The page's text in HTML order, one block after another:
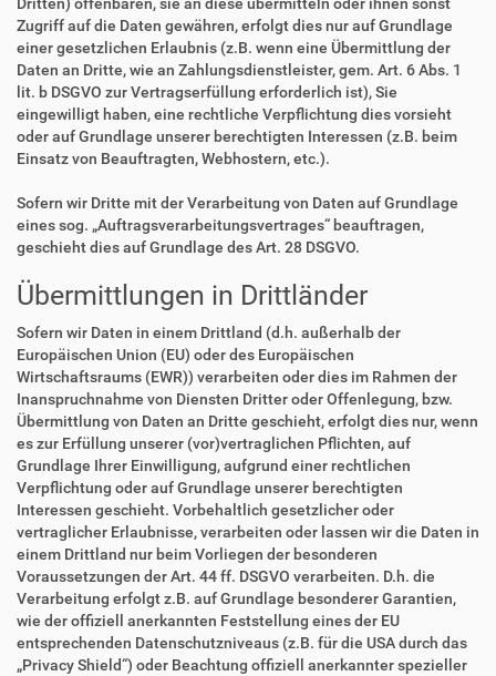
Dritten) offenbaren, sie an diese übermitteln oder ihnen sonst
Zugriff auf die Daten gewähren, erfolgt dies nur auf Grundlage
einer gesetzlichen Erlaubnis (z.B. wenn eine Übermittlung der
Daten an Dritte, wie an Zahlungsdienstleister, gem. Art. 6 Abs. 1
lit. b DSGVO zur Vertragserfüllung erforderlich ist), Sie
eingewilligt haben, eine rechtliche Verpflichtung dies vorsieht
oder auf Grundlage unserer berechtigten Interessen (z.B. beim
Einsatz von Beauftragten, Webhostern, etc.).
Sofern wir Dritte mit der Verarbeitung von Daten auf Grundlage
eines sog. „Auftragsverarbeitungsvertrages“ beauftragen,
geschieht dies auf Grundlage des Art. 28 DSGVO.
Übermittlungen in Drittländer
Sofern wir Daten in einem Drittland (d.h. außerhalb der
Europäischen Union (EU) oder des Europäischen
Wirtschaftsraums (EWR)) verarbeiten oder dies im Rahmen der
Inanspruchnahme von Diensten Dritter oder Offenlegung, bzw.
Übermittlung von Daten an Dritte geschieht, erfolgt dies nur, wenn
es zur Erfüllung unserer (vor)vertraglichen Pflichten, auf
Grundlage Ihrer Einwilligung, aufgrund einer rechtlichen
Verpflichtung oder auf Grundlage unserer berechtigten
Interessen geschieht. Vorbehaltlich gesetzlicher oder
vertraglicher Erlaubnisse, verarbeiten oder lassen wir die Daten in
einem Drittland nur beim Vorliegen der besonderen
Voraussetzungen der Art. 44 ff. DSGVO verarbeiten. D.h. die
Verarbeitung erfolgt z.B. auf Grundlage besonderer Garantien,
wie der offiziell anerkannten Feststellung eines der EU
entsprechenden Datenschutzniveaus (z.B. für die USA durch das
„Privacy Shield“) oder Beachtung offiziell anerkannter spezieller